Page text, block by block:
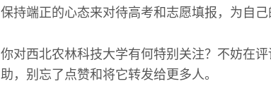
保持端正的心态来对待高考和志愿填报，为自己
你对西北农林科技大学有何特别关注？不妨在
助，别忘了点赞和将它转发给更多人。